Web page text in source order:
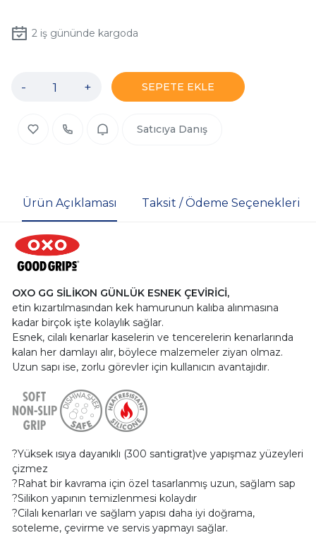
2iş gününde kargoda
- + SEPETE EKLE
Satıcıya Danış
Ürün Açıklaması Taksit / Ödeme Seçenekleri
OXO GG SİLİKON GÜNLÜK ESNEK ÇEVİRİCİ,
etin kızartılmasından kek hamurunun kalıba alınmasına
kadar birçok işte kolaylık sağlar.
Esnek, cilalı kenarlar kaselerin ve tencerelerin kenarlarında
kalan her damlayı alır, böylece malzemeler ziyan olmaz.
Uzun sapı ise, zorlu görevler için kullanıcın avantajıdır.
?Yüksek ısıya dayanıklı (300 santigrat)ve yapışmaz yüzeyleri
çizmez
?Rahat bir kavrama için özel tasarlanmış uzun, sağlam sap
?Silikon yapının temizlenmesi kolaydır
?Cilalı kenarları ve sağlam yapısı daha iyi doğrama,
soteleme, çevirme ve servis yapmayı sağlar.